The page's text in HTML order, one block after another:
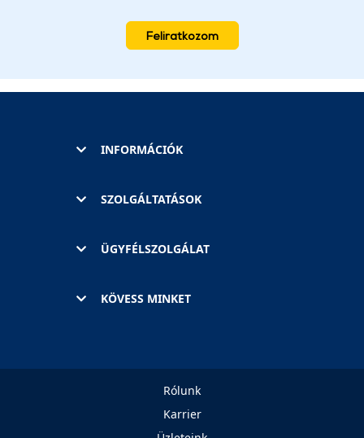
Feliratkozom
INFORMÁCIÓK
SZOLGÁLTATÁSOK
ÜGYFÉLSZOLGÁLAT
KÖVESS MINKET
Rólunk
Karrier